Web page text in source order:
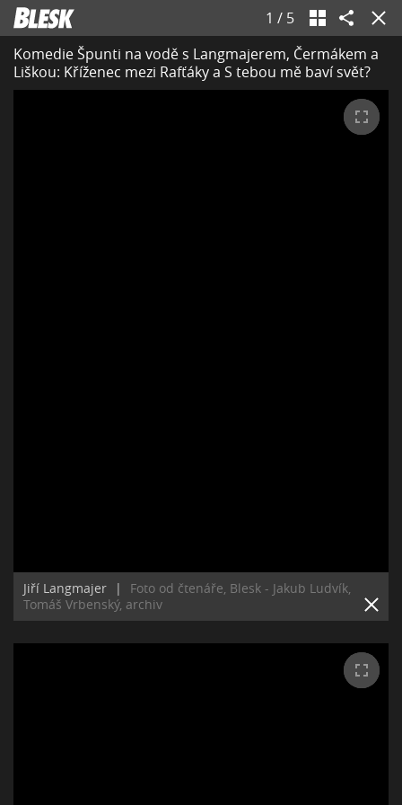
1 / 5
Komedie Špunti na vodě s Langmajerem, Čermákem a
Liškou: Kříženec mezi Rafťáky a S tebou mě baví svět?
Jiří Langmajer |
Foto od čtenáře, Blesk - Jakub Ludvík,
Tomáš Vrbenský, archiv